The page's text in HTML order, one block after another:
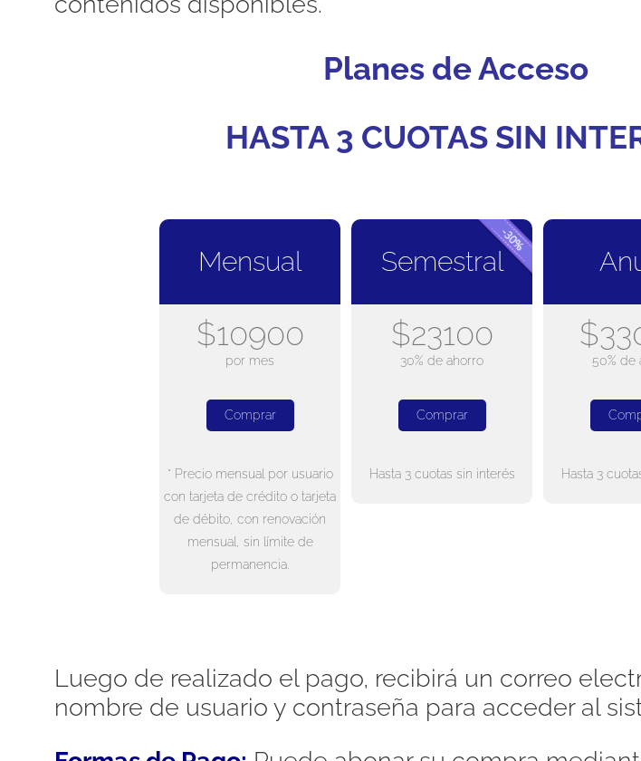
Planes de Acceso
HASTA 3 CUOTAS SIN
Mensual
$10900
por mes
Comprar
* Precio mensual por usuario
con tarjeta de crédito o tarjeta
de débito, con renovación
mensual, sin límite de
permanencia.
Semestral
$23100
30% de ahorro
Comprar
Hasta 3 cuotas sin interés
50% de
Hasta 3
Luego de realizado el pago, recibirá un correo
nombre de usuario y contraseña para acceder al